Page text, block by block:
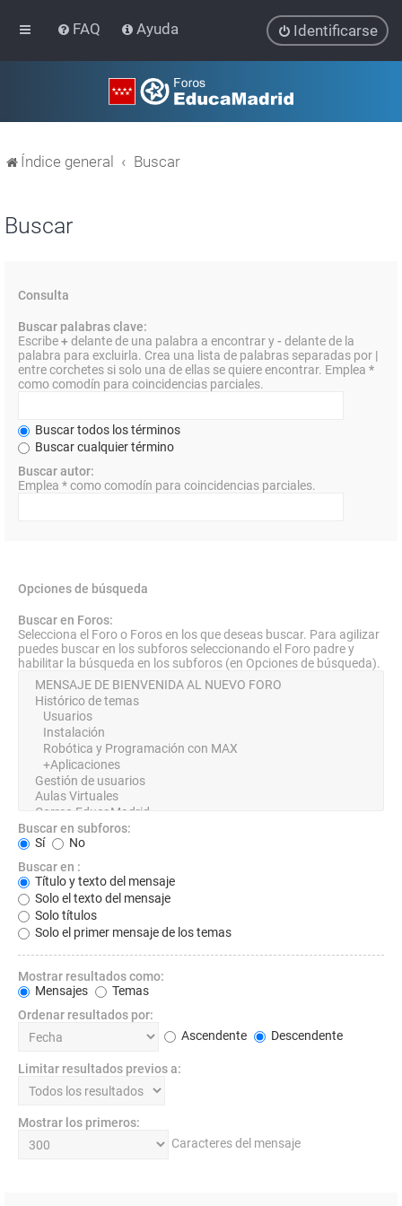
FAQ Ayuda Identificarse
Índice general Buscar
Buscar
Consulta
Buscar palabras clave:
Escribe+delante de una palabra a encontrar y- delante de la
palabra para excluirla. Crea una lista de palabras separadas por |
entre corchetes si solo una de ellas se quiere encontrar. Emplea *
como comodín para coincidencias parciales.
Buscar todos los términos
Buscar cualquier término
Buscar autor:
Emplea * como comodín para coincidencias parciales.
Opciones de búsqueda
Buscar en Foros:
Selecciona el Foro o Foros en los que deseas buscar. Para agilizar
puedes buscar en los subforos seleccionando el Foro padre y
habilitar la búsqueda en los subforos (en Opciones de búsqueda).
Buscar en subforos:
Sí
No
Buscar en :
Título y texto del mensaje
Solo el texto del mensaje
Solo títulos
Solo el primer mensaje de los temas
Mostrar resultados como:
Mensajes
Temas
Ordenar resultados por:
Ascendente
Descendente
Limitar resultados previos a:
Mostrar los primeros:
Caracteres del mensaje